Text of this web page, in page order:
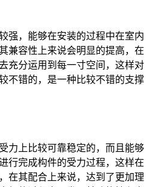
强，能够在安装的过程中在室内
兼容性上来说会明显的提高，在
充分运用到每一寸空间，这样对
不错的，是一种比较不错的支撑
力上比较可靠稳定的，而且能够
行完成构件的受力过程，这样在
在其配合上来说，达到了更加理